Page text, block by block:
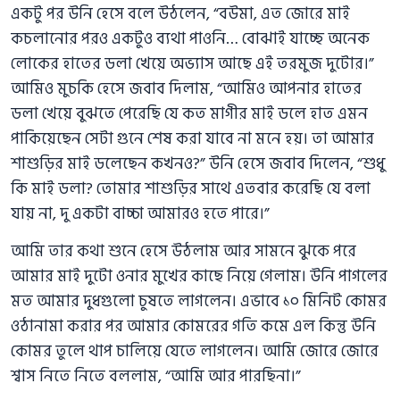
একটু পর উনি হেসে বলে উঠলেন, “বউমা, এত জোরে মাই
কচলানোর পরও একটুও ব্যথা পাওনি… বোঝাই যাচ্ছে অনেক
লোকের হাতের ডলা খেয়ে অভ্যাস আছে এই তরমুজ দুটোর।”
আমিও মুচকি হেসে জবাব দিলাম, “আমিও আপনার হাতের
ডলা খেয়ে বুঝতে পেরেছি যে কত মাগীর মাই ডলে হাত এমন
পাকিয়েছেন সেটা গুনে শেষ করা যাবে না মনে হয়। তা আমার
শাশুড়ির মাই ডলেছেন কখনও?” উনি হেসে জবাব দিলেন, “শুধু
কি মাই ডলা? তোমার শাশুড়ির সাথে এতবার করেছি যে বলা
যায় না, দু একটা বাচ্চা আমারও হতে পারে।”
আমি তার কথা শুনে হেসে উঠলাম আর সামনে ঝুকে পরে
আমার মাই দুটো ওনার মুখের কাছে নিয়ে গেলাম। উনি পাগলের
মত আমার দুধগুলো চুষতে লাগলেন। এভাবে ১০ মিনিট কোমর
ওঠানামা করার পর আমার কোমরের গতি কমে এল কিন্তু উনি
কোমর তুলে থাপ চালিয়ে যেতে লাগলেন। আমি জোরে জোরে
শ্বাস নিতে নিতে বললাম, “আমি আর পারছিনা।”